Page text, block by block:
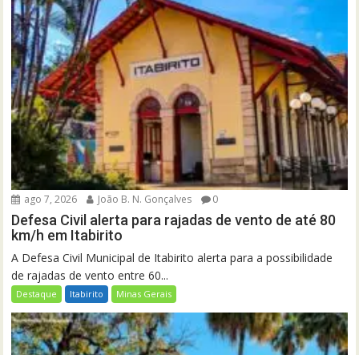
ago 7, 2026 João B. N. Gonçalves 0
Defesa Civil alerta para rajadas de vento de até 80
km/h em Itabirito
A Defesa Civil Municipal de Itabirito alerta para a possibilidade
de rajadas de vento entre 60...
Destaque Itabirito Minas Gerais